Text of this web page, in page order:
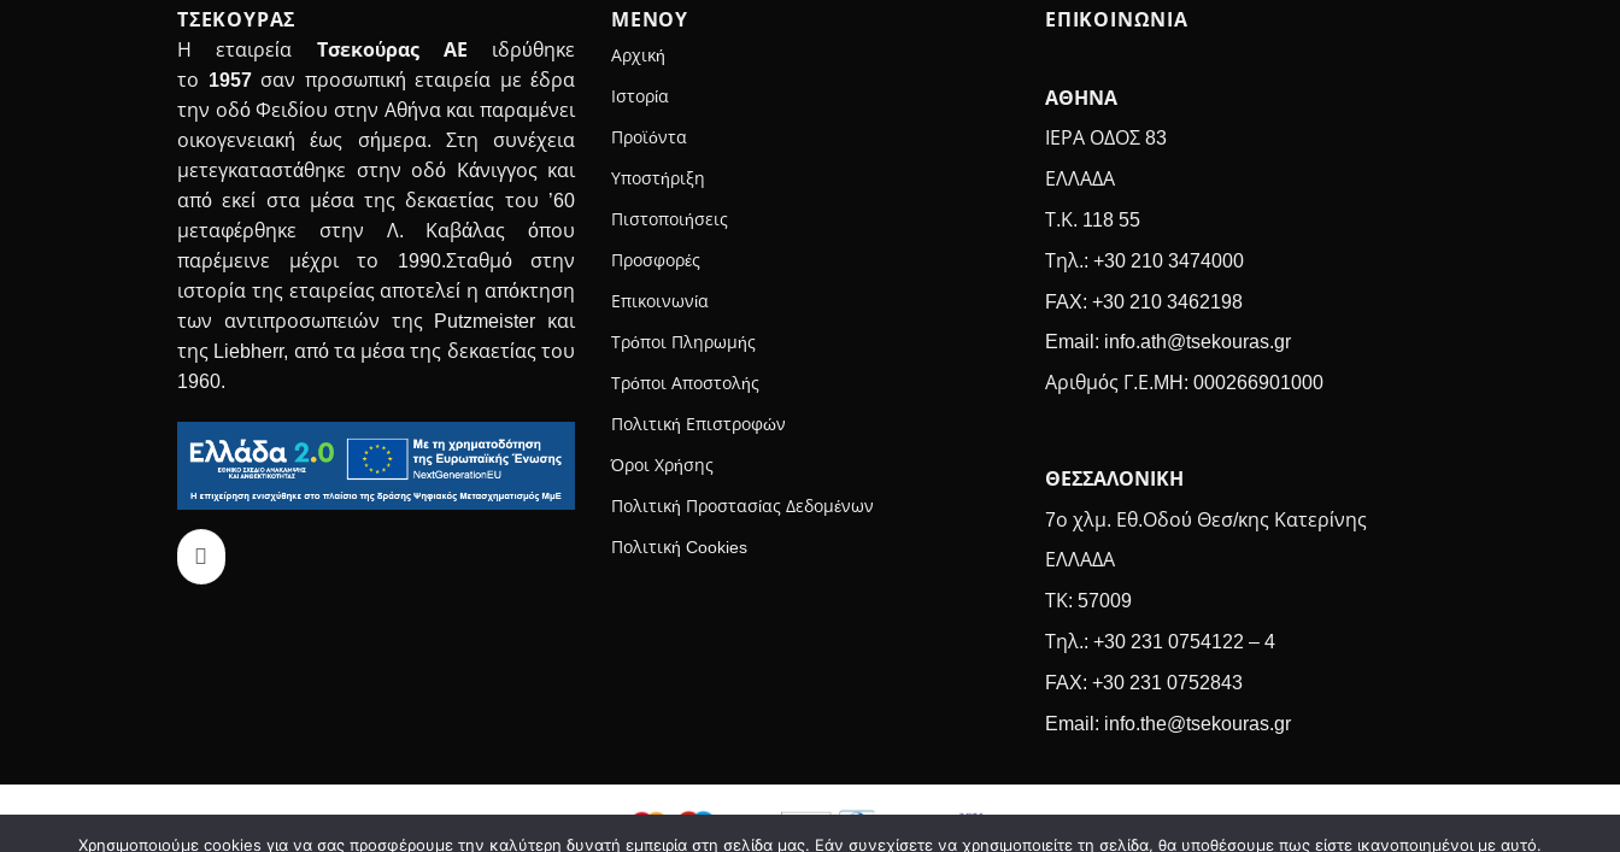
ΤΣΕΚΟΥΡΑΣ
Η εταιρεία Τσεκούρας ΑΕ ιδρύθηκε
το 1957σαν προσωπική εταιρεία με έδρα
την οδό Φειδίου στην Αθήνα και παραμένει
οικογενειακή έως σήμερα. Στη συνέχεια
μετεγκαταστάθηκε στην οδό Κάνιγγος και
από εκεί στα μέσα της δεκαετίας του ’60
μεταφέρθηκε στην Λ. Καβάλας όπου
παρέμεινε μέχρι το 1990.Σταθμό στην
ιστορία της εταιρείας αποτελεί η απόκτηση
των αντιπροσωπειών της Putzmeister και
της Liebherr, από τα μέσα της δεκαετίας του
1960.
ΜΕΝΟΥ
Αρχική
Ιστορία
Προϊόντα
Υποστήριξη
Πιστοποιήσεις
Προσφορές
Επικοινωνία
Τρόποι Πληρωμής
Τρόποι Αποστολής
Πολιτική Επιστροφών
Όροι Χρήσης
Πολιτική Προστασίας Δεδομένων
Πολιτική Cookies
ΕΠΙΚΟΙΝΩΝΙΑ
ΑΘΗΝΑ
ΙΕΡΑ ΟΔΟΣ 83
ΕΛΛΑΔΑ
Τ.Κ. 118 55
Τηλ.: +30 210 3474000
FAX: +30 210 3462198
Email: info.ath@tsekouras.gr
Αριθμός Γ.Ε.MH: 000266901000
ΘΕΣΣΑΛΟΝΙΚΗ
7ο χλμ. Εθ.Οδού Θεσ/κης Κατερίνης
ΕΛΛΑΔΑ
ΤΚ: 57009
Τηλ.: +30 231 0754122 – 4
FAX: +30 231 0752843
Email: info.the@tsekouras.gr
Χρησιμοποιούμε cookies για να σας προσφέρουμε την καλύτερη δυνατή εμπειρία στη σελίδα μας. Εάν συνεχίσετε να χρησιμοποιείτε τη σελίδα, θα υποθέσουμε πως είστε ικανοποιημένοι με αυτό.